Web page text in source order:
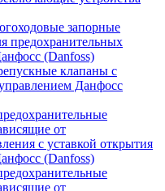
запорные
предохранительных
(Danfoss)
клапаны с
Данфосс
от
с уставкой открытия
(Danfoss)
от